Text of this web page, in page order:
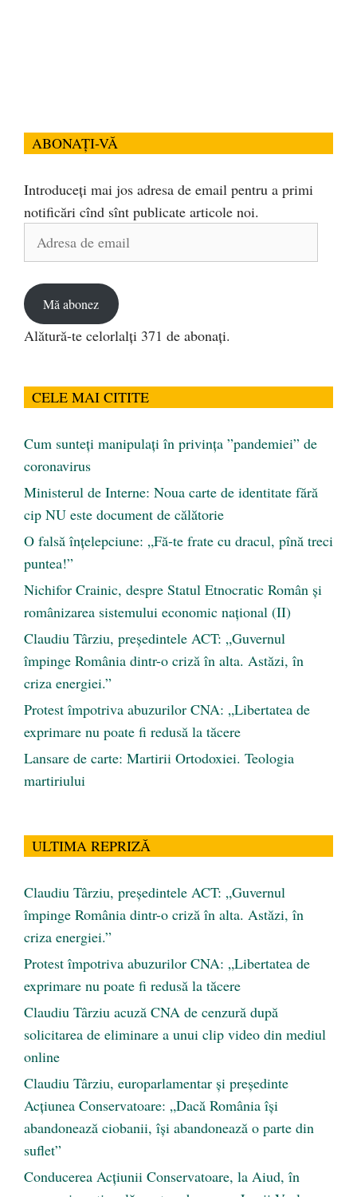
ABONAȚI-VĂ
Introduceți mai jos adresa de email pentru a primi
notificări cînd sînt publicate articole noi.
Adresa
Mă abonez
Alătură-te celorlalți 371 de abonați.
CELE MAI CITITE
Cum sunteți manipulați în privința ”pandemiei” de
coronavirus
Ministerul de Interne: Noua carte de identitate fără
cip NU este document de călătorie
O falsă înțelepciune: „Fă-te frate cu dracul, pînă treci
puntea!”
Nichifor Crainic, despre Statul Etnocratic Român şi
românizarea sistemului economic naţional (II)
Claudiu Târziu, președintele ACT: „Guvernul
împinge România dintr-o criză în alta. Astăzi, în
criza energiei.”
Protest împotriva abuzurilor CNA: „Libertatea de
exprimare nu poate fi redusă la tăcere
Lansare de carte: Martirii Ortodoxiei. Teologia
martiriului
ULTIMA REPRIZĂ
Claudiu Târziu, președintele ACT: „Guvernul
împinge România dintr-o criză în alta. Astăzi, în
criza energiei.”
Protest împotriva abuzurilor CNA: „Libertatea de
exprimare nu poate fi redusă la tăcere
Claudiu Târziu acuză CNA de cenzură după
solicitarea de eliminare a unui clip video din mediul
online
Claudiu Târziu, europarlamentar și președinte
Acțiunea Conservatoare: „Dacă România își
abandonează ciobanii, își abandonează o parte din
suflet”
Conducerea Acțiunii Conservatoare, la Aiud, în